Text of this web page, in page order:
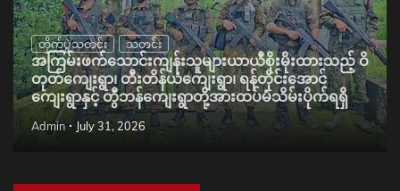
တိုက်ပွဲသတင်း သတင်း
အကြမ်းဖက်သောင်းကျန်းသူများယာယီစိုးမိုးထားသည့် ဝိ
တုတ်ကျေးရွာ၊ တီးတိန်ယံကျေးရွာ၊ ရန်တိုင်းအောင်
ကျေးရွာနှင့် တွီဘန်ကျေးရွာတို့အားထပ်မံသိမ်းပိုက်ရရှိ
Admin July 31, 2026